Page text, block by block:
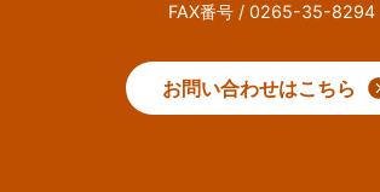
FAX番号 / 0265-35-8294
お問い合わせはこちら